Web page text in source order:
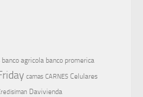
banco agricola banco promerica
camas CARNES Celulares
Davivienda